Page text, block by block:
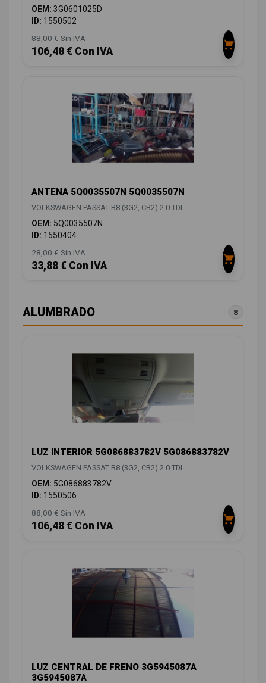
OEM: 3G0601025D
ID: 1550502
88,00 € Sin IVA
106,48 € Con IVA
ANTENA 5Q0035507N 5Q0035507N
VOLKSWAGEN PASSAT B8 (3G2, CB2) 2.0 TDI
OEM: 5Q0035507N
ID: 1550404
28,00 € Sin IVA
33,88 € Con IVA
ALUMBRADO 8
LUZ INTERIOR 5G086883782V 5G086883782V
VOLKSWAGEN PASSAT B8 (3G2, CB2) 2.0 TDI
OEM: 5G086883782V
ID: 1550506
88,00 € Sin IVA
106,48 € Con IVA
LUZ CENTRAL DE FRENO 3G5945087A
3G5945087A